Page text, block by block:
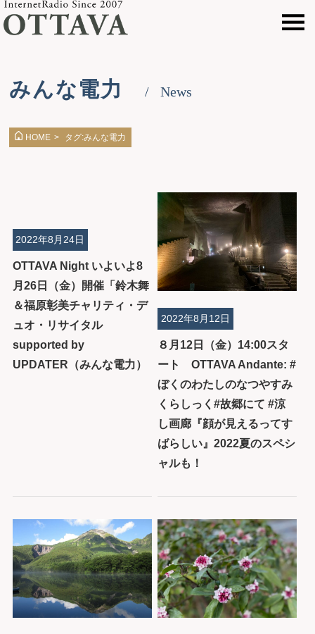
みんな電力 News
HOME > タグ:みんな電力
OTTAVA Night いよいよ8
月26日（金）開催「鈴木舞
＆福原彰美チャリティ・デ
ュオ・リサイタル
supported by
UPDATER（みんな電力）
2022年8月24日
８月12日（金）14:00スタ
ート OTTAVA Andante: #
ぼくのわたしのなつやすみ
くらしっく#故郷にて #涼
し画廊『顔が見えるってす
ばらしい』2022夏のスペシ
ャルも！
2022年8月12日